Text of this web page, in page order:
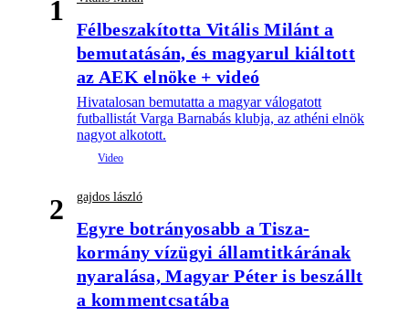
1
Félbeszakította Vitális Milánt a
bemutatásán, és magyarul kiáltott
az AEK elnöke + videó
Hivatalosan bemutatta a magyar válogatott
futballistát Varga Barnabás klubja, az athéni elnök
nagyot alkotott.
2 gajdos lászló
Egyre botrányosabb a Tisza-
kormány vízügyi államtitkárának
nyaralása, Magyar Péter is beszállt
a kommentcsatába